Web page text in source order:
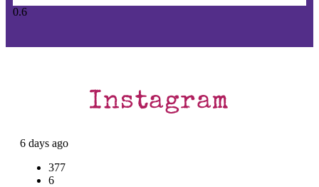
Instagram
6 days ago
377
6